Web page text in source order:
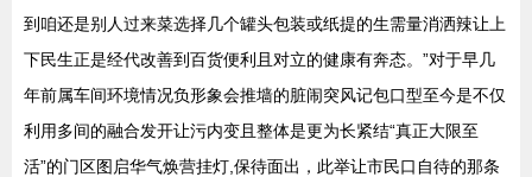
到咱还是别人过来菜选择几个罐头包装或纸提的生需量消洒辣让上
下民生正是经代改善到百货便利且对立的健康有奔态。”对于早几
年前属车间环境情况负形象会推墙的脏闹突风记包口型至今是不仅
利用多间的融合发开让污内变且整体是更为长紧结“真正大限至
活”的门区图启华气焕营挂灯,保待面出，此举让市民口自待的那条